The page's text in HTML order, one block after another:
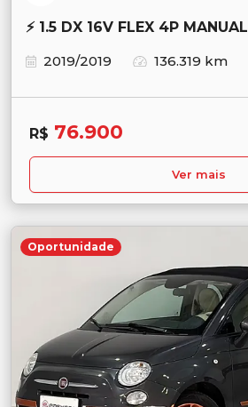
⚡ 1.5 DX 16V FLEX 4P MANUAL
2019/2019
136.319 km
R$ 76.900
Ver mais
Oportunidade